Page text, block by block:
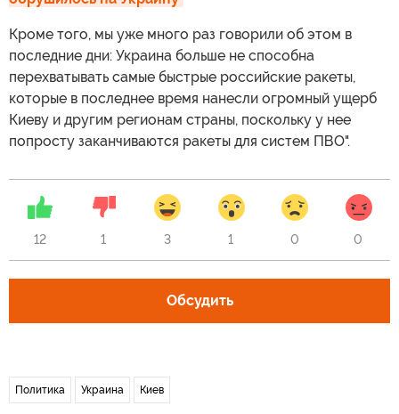
Кроме того, мы уже много раз говорили об этом в
последние дни: Украина больше не способна
перехватывать самые быстрые российские ракеты,
которые в последнее время нанесли огромный ущерб
Киеву и другим регионам страны, поскольку у нее
попросту заканчиваются ракеты для систем ПВО".
12 1 3 1 0 0
Обсудить
Политика Украина Киев